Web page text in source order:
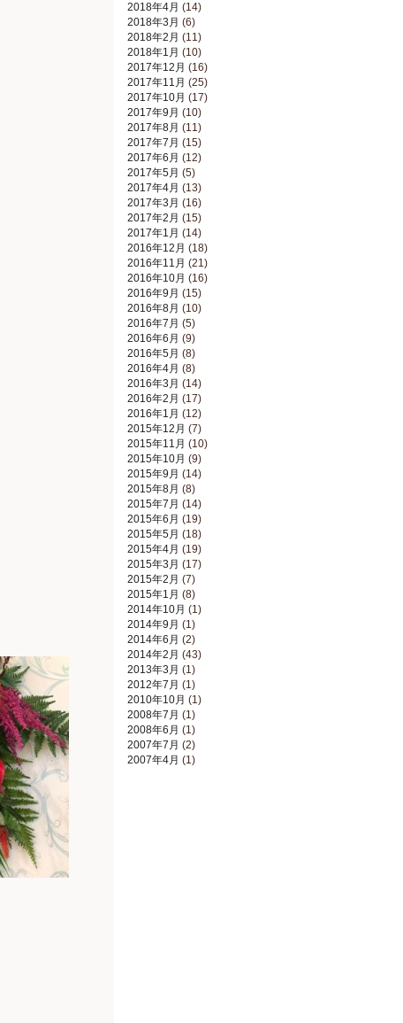
2018年4月 (14)
2018年3月 (6)
2018年2月 (11)
2018年1月 (10)
2017年12月 (16)
2017年11月 (25)
2017年10月 (17)
2017年9月 (10)
2017年8月 (11)
2017年7月 (15)
2017年6月 (12)
2017年5月 (5)
2017年4月 (13)
2017年3月 (16)
2017年2月 (15)
2017年1月 (14)
2016年12月 (18)
2016年11月 (21)
2016年10月 (16)
2016年9月 (15)
2016年8月 (10)
2016年7月 (5)
2016年6月 (9)
2016年5月 (8)
2016年4月 (8)
2016年3月 (14)
2016年2月 (17)
2016年1月 (12)
2015年12月 (7)
2015年11月 (10)
2015年10月 (9)
2015年9月 (14)
2015年8月 (8)
2015年7月 (14)
2015年6月 (19)
2015年5月 (18)
2015年4月 (19)
2015年3月 (17)
2015年2月 (7)
2015年1月 (8)
2014年10月 (1)
2014年9月 (1)
2014年6月 (2)
2014年2月 (43)
2013年3月 (1)
2012年7月 (1)
2010年10月 (1)
2008年7月 (1)
2008年6月 (1)
2007年7月 (2)
2007年4月 (1)